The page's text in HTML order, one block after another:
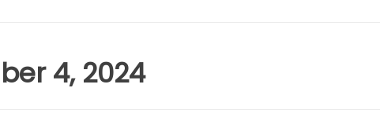
4, 2024